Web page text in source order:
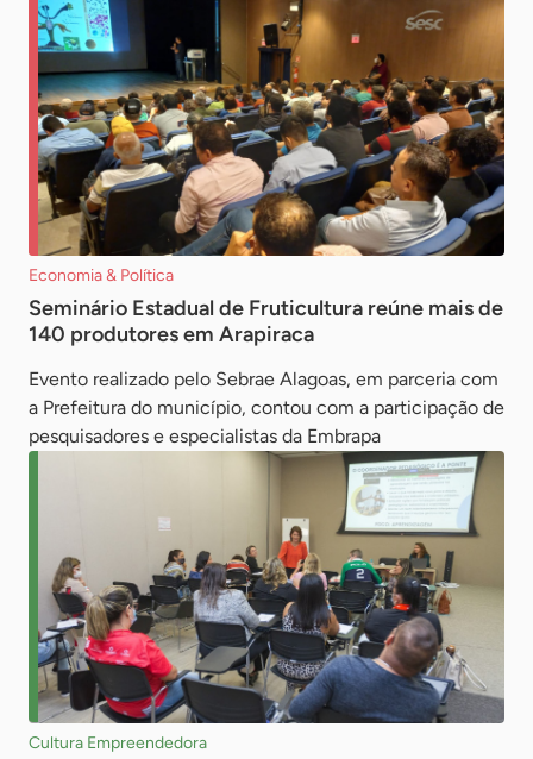
Economia & Política
Seminário Estadual de Fruticultura reúne mais de
140 produtores em Arapiraca
Evento realizado pelo Sebrae Alagoas, em parceria com
a Prefeitura do município, contou com a participação de
pesquisadores e especialistas da Embrapa
Cultura Empreendedora